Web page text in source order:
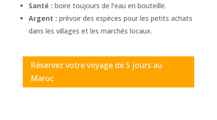
Santé : boire toujours de l’eau en bouteille.
Argent : prévoir des espèces pour les petits achats
dans les villages et les marchés locaux.
Réservez votre voyage de 5 jours au
Maroc